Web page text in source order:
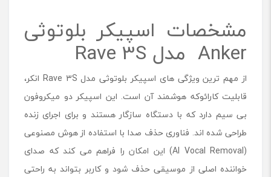
مشخصات اسپیکر بلوتوثی
Anker مدل Rave 3S
از مهم ترین ویژگی های اسپیکر بلوتوثی مدل Rave 3S انکر،
قابلیت کارائوکه هوشمند آن است. این اسپیکر دو میکروفون
بی سیم دارد که با دستگاه سازگار هستند و برای اجرای زنده
طراحی شده اند. فناوری حذف صدا با استفاده از هوش مصنوعی
(AI Vocal Removal) این امکان را فراهم می کند که صدای
خواننده اصلی از موسیقی حذف شود و کاربر بتواند به راحتی